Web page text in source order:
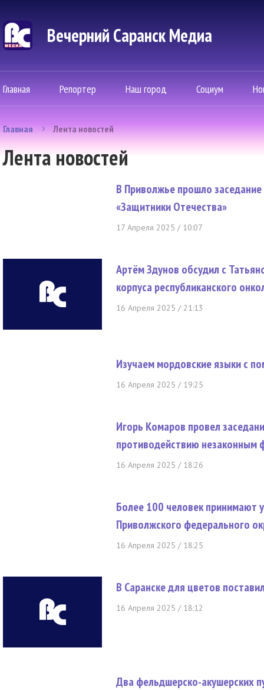
Вечерний Саранск Mедиа
Главная Репортер Наш город Социум
Главная Лента новостей
Лента новостей
В Приволжье прошло
«Защитники Отечества»
17 Апреля 2025 / 10:07
Артём Здунов обсудил с
корпуса республиканского
16 Апреля 2025 / 21:13
Изучаем мордовские языки с
16 Апреля 2025 / 19:25
Игорь Комаров провел
противодействию незаконным
16 Апреля 2025 / 18:26
Более 100 человек принимают
Приволжского федерального
16 Апреля 2025 / 18:25
В Саранске для цветов
16 Апреля 2025 / 18:12
Два фельдшерско-акушерских